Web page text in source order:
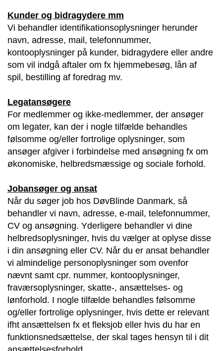
Kunder og bidragydere mm
Vi behandler identifikationsoplysninger herunder
navn, adresse, mail, telefonnummer,
kontooplysninger på kunder, bidragydere eller andre
som vil indgå aftaler om fx hjemmebesøg, lån af
spil, bestilling af foredrag mv.
Legatansøgere
For medlemmer og ikke-medlemmer, der ansøger
om legater, kan der i nogle tilfælde behandles
følsomme og/eller fortrolige oplysninger, som
ansøger afgiver i forbindelse med ansøgning fx om
økonomiske, helbredsmæssige og sociale forhold.
Jobansøger og ansat
Når du søger job hos DøvBlinde Danmark, så
behandler vi navn, adresse, e-mail, telefonnummer,
CV og ansøgning. Yderligere behandler vi dine
helbredsoplysninger, hvis du vælger at oplyse disse
i din ansøgning eller CV. Når du er ansat behandler
vi almindelige personoplysninger som ovenfor
nævnt samt cpr. nummer, kontooplysninger,
fraværsoplysninger, skatte-, ansættelses- og
lønforhold. I nogle tilfælde behandles følsomme
og/eller fortrolige oplysninger, hvis dette er relevant
ifht ansættelsen fx et fleksjob eller hvis du har en
funktionsnedsættelse, der skal tages hensyn til i dit